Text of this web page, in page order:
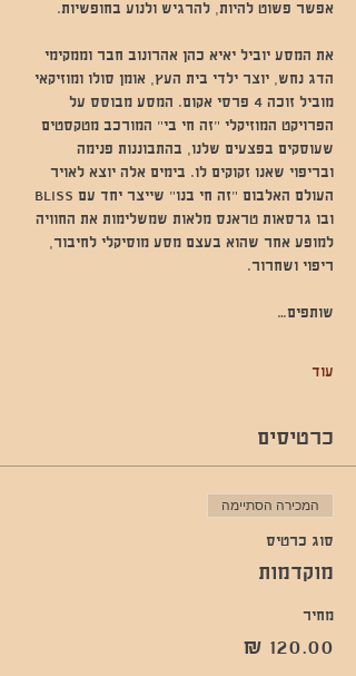
אפשר פשוט להיות, להרגיש ולנוע בחופשיות.
את המסע יוביל יאיא כהן אהרונוב חבר וממקימי
הדג נחש, יוצר ילדי בית העץ, אומן סולו ומוזיקאי
מוביל זוכה 4 פרסי אקום. המסע מבוסס על
הפרויקט המוזיקלי "זה חי בי" המורכב מטקסטים
שעוסקים בפצעים שלנו, בהתבוננות פנימה
ובריפוי שאנו זקוקים לו. בימים אלה יוצא לאויר
ובו גרסאות טראנס מלאות שמשלימות את החוויה
למופע אחר שהוא בעצם מסע מוסיקלי לחיבור,
ריפוי ושחרור.
שותפים…
עוד
כרטיסים
המכירה הסתיימה
סוג כרטיס
מוקדמות
מחיר